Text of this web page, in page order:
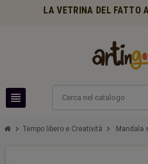
LA VETRINA DEL FATTO
view_headline
chevron_right Tempo libero e Creatività chevron_right Mandala